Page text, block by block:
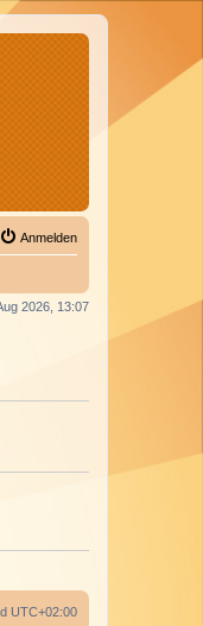
Anmelden
2026, 13:07
UTC+02:00